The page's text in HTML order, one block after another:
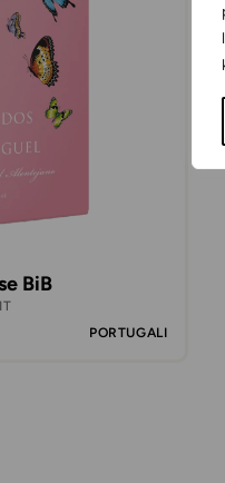
BiB
PORTUGALI